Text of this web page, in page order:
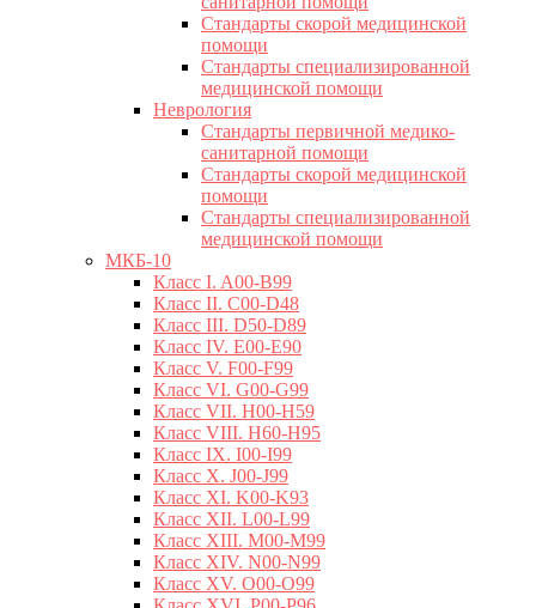
Стандарты скорой медицинской
помощи
Стандарты специализированной
медицинской помощи
Неврология
Стандарты первичной медико-
санитарной помощи
Стандарты скорой медицинской
помощи
Стандарты специализированной
медицинской помощи
МКБ-10
Класс I. A00-B99
Класс II. C00-D48
Класс III. D50-D89
Класс IV. E00-E90
Класс V. F00-F99
Класс VI. G00-G99
Класс VII. H00-H59
Класс VIII. H60-H95
Класс IX. I00-I99
Класс X. J00-J99
Класс XI. K00-K93
Класс XII. L00-L99
Класс XIII. M00-M99
Класс XIV. N00-N99
Класс XV. O00-O99